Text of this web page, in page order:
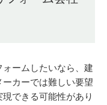
ームしたいなら、建
カーでは難しい要望
できる可能性があり